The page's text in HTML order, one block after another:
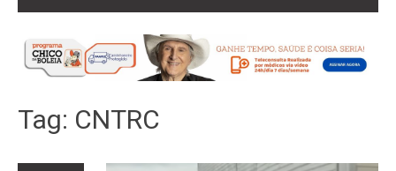
Tag: CNTRC